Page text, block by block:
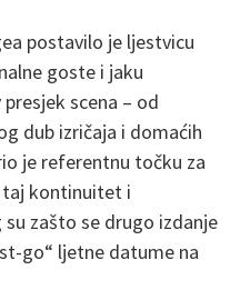
postavilo je ljestvicu
goste i jaku
scena – od
dub izričaja i domaćih
je referentnu točku za
taj kontinuitet i
zašto se drugo izdanje
go“ ljetne datume na